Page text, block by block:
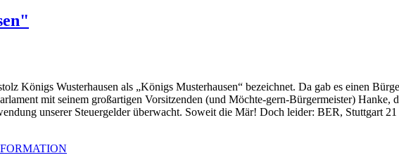
Königs Wusterhausen als „Königs Musterhausen“ bezeichnet. Da gab es einen
mit seinem großartigen Vorsitzenden (und Möchte-gern-Bürgermeister) Hanke,
unserer Steuergelder überwacht. Soweit die Mär! Doch leider: BER, Stuttgart